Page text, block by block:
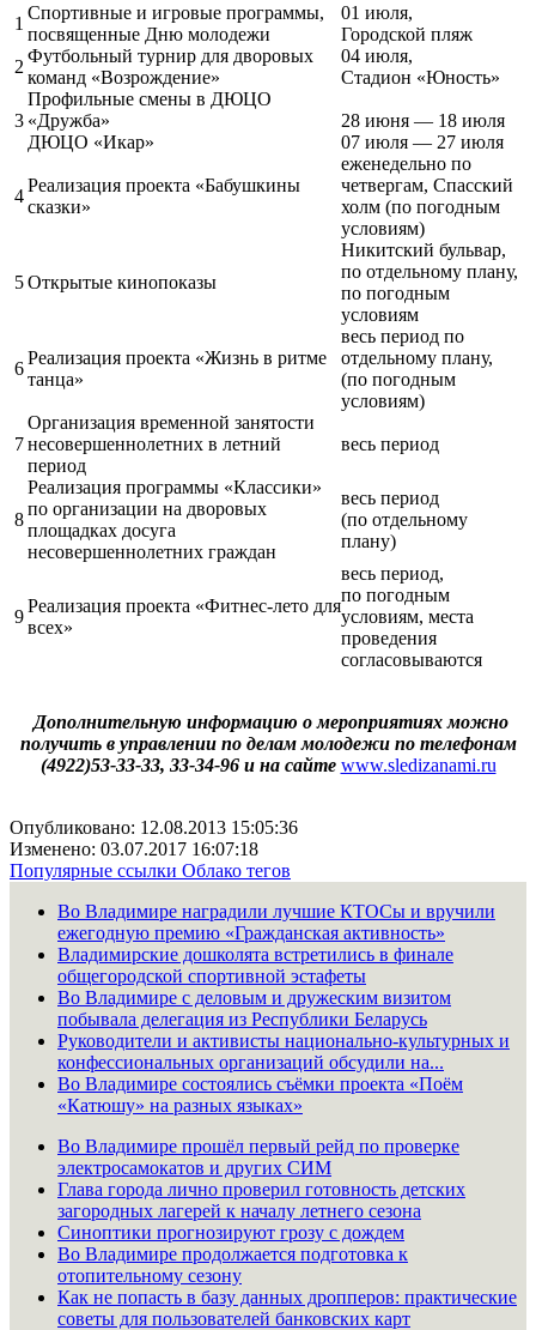
1
Спортивные и игровые программы,
посвященные Дню молодежи
01 июля,
Городской пляж
2
Футбольный турнир для дворовых
команд «Возрождение»
04 июля,
Стадион «Юность»
3
Профильные смены в ДЮЦО
«Дружба»
ДЮЦО «Икар»
28 июня — 18 июля
07 июля — 27 июля
4
Реализация проекта «Бабушкины
сказки»
еженедельно по
четвергам, Спасский
холм (по погодным
условиям)
5 Открытые кинопоказы
Никитский бульвар,
по отдельному плану,
по погодным
условиям
6
Реализация проекта «Жизнь в ритме
танца»
весь период по
отдельному плану,
(по погодным
условиям)
7
Организация временной занятости
несовершеннолетних в летний
период
весь период
8
Реализация программы «Классики»
по организации на дворовых
площадках досуга
несовершеннолетних граждан
весь период
(по отдельному
плану)
9
Реализация проекта «Фитнес-лето для
всех»
весь период,
по погодным
условиям, места
проведения
согласовываются
Дополнительную информацию о мероприятиях можно
получить в управлении по делам молодежи по телефонам
(4922)53-33-33, 33-34-96 и на сайте www.sledizanami.ru
Опубликовано: 12.08.2013 15:05:36
Изменено: 03.07.2017 16:07:18
Популярные ссылки Облако тегов
Во Владимире наградили лучшие КТОСы и вручили
ежегодную премию «Гражданская активность»
Владимирские дошколята встретились в финале
общегородской спортивной эстафеты
Во Владимире с деловым и дружеским визитом
побывала делегация из Республики Беларусь
Руководители и активисты национально-культурных и
конфессиональных организаций обсудили на...
Во Владимире состоялись съёмки проекта «Поём
«Катюшу» на разных языках»
Во Владимире прошёл первый рейд по проверке
электросамокатов и других СИМ
Глава города лично проверил готовность детских
загородных лагерей к началу летнего сезона
Синоптики прогнозируют грозу с дождем
Во Владимире продолжается подготовка к
отопительному сезону
Как не попасть в базу данных дропперов: практические
советы для пользователей банковских карт